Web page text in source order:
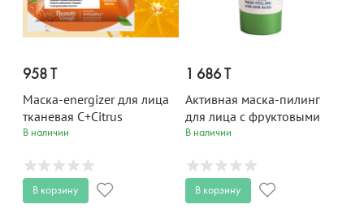
958 T
Маска-energizer для лица
тканевая C+Citrus
В наличии
В корзину
1 686 T
Активная маска-пилинг
для лица с фруктовыми
кислотами Skin AHA Clinic
В наличии
В корзину